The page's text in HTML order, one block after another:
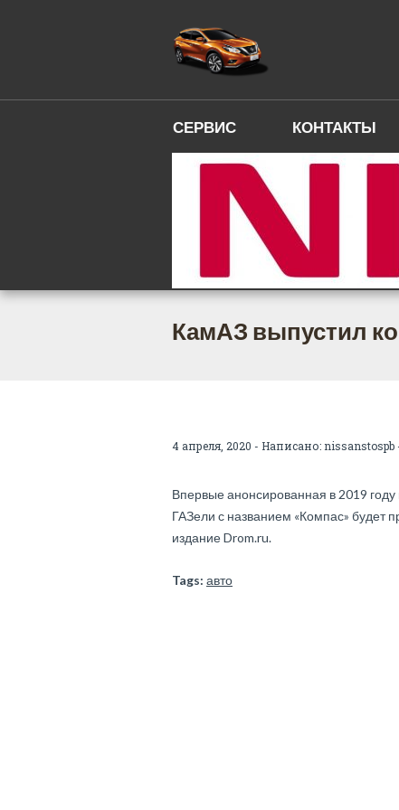
СЕРВИС КОНТАКТЫ
КамАЗ выпустил
4 апреля, 2020 - Написано: nissanstospb
Впервые анонсированная в 2019
ГАЗели с названием «Компас» будет
издание Drom.ru.
Tags: авто